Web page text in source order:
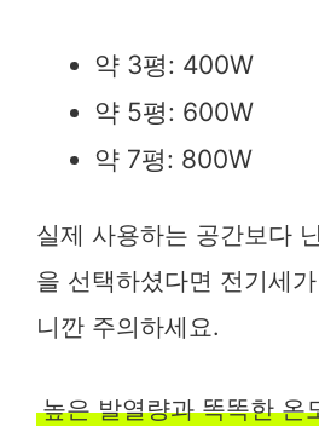
약 3평: 400W
약 5평: 600W
약 7평: 800W
실제 사용하는 공간보다
을 선택하셨다면 전기세
니깐 주의하세요.
높은 발열량과 똑똑한 온